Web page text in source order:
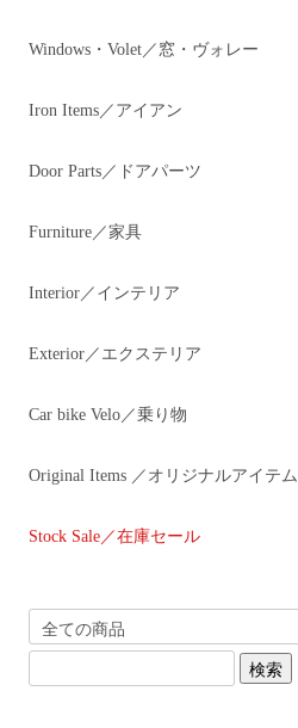
Windows・Volet／窓・ヴォレー
Iron Items／アイアン
Door Parts／ドアパーツ
Furniture／家具
Interior／インテリア
Exterior／エクステリア
Car bike Velo／乗り物
Original Items ／オリジナルアイテム
Stock Sale／在庫セール